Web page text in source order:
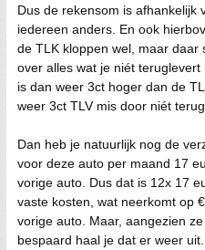
Dus de rekensom is afhankelijk
iedereen anders. En ook
de TLK kloppen wel, maar daar
over alles wat je niét
is dan weer 3ct hoger dan de
weer 3ct TLV mis door niét
Dan heb je natuurlijk nog de
voor deze auto per maand 17
vorige auto. Dus dat is 12x 17
vaste kosten, wat neerkomt op
vorige auto. Maar, aangezien
bespaard haal je dat er weer